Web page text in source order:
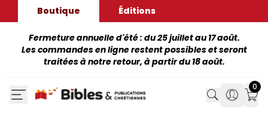
Boutique Éditions
Fermeture annuelle d'été : du 25 juillet au 17 août.
Les commandes en ligne restent possibles et seront
traitées à notre retour, à partir du 18 août.
Search
Search
0